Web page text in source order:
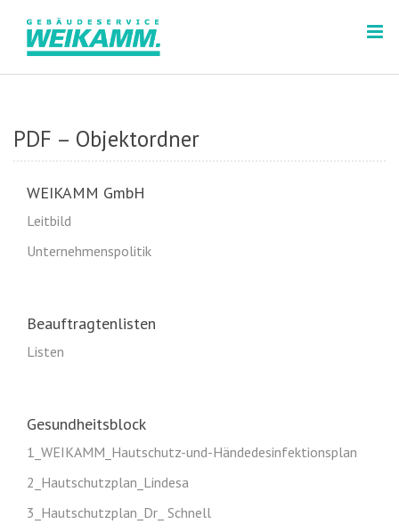
e
PDF – Objektordner
WEIKAMM GmbH
Leitbild
Unternehmenspolitik
Beauftragtenlisten
Listen
Gesundheitsblock
1_WEIKAMM_Hautschutz-und-Händedesinfektionsplan
2_Hautschutzplan_Lindesa
3_Hautschutzplan_Dr_ Schnell